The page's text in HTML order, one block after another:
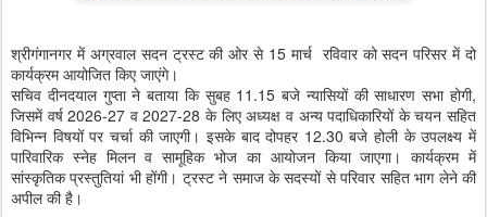
श्रीगंगानगर में अग्रवाल सदन ट्रस्ट की ओर से 15 मार्च रविवार को सदन परिसर में दो
कार्यक्रम आयोजित किए जाएंगे।
सचिव दीनदयाल गुप्ता ने बताया कि सुबह 11.15 बजे न्यासियों की साधारण सभा होगी,
जिसमें वर्ष 2026-27 व 2027-28 के लिए अध्यक्ष व अन्य पदाधिकारियों के चयन सहित
विभिन्न विषयों पर चर्चा की जाएगी। इसके बाद दोपहर 12.30 बजे होली के उपलक्ष्य में
पारिवारिक स्नेह मिलन व सामूहिक भोज का आयोजन किया जाएगा। कार्यक्रम में
सांस्कृतिक प्रस्तुतियां भी होंगी। ट्रस्ट ने समाज के सदस्यों से परिवार सहित भाग लेने की
अपील की है।